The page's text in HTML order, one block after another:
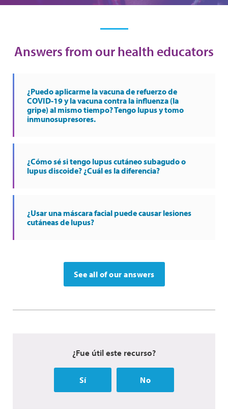
Answers from our health educators
¿Puedo aplicarme la vacuna de refuerzo de
COVID-19 y la vacuna contra la influenza (la
gripe) al mismo tiempo? Tengo lupus y tomo
inmunosupresores.
¿Cómo sé si tengo lupus cutáneo subagudo o
lupus discoide? ¿Cuál es la diferencia?
¿Usar una máscara facial puede causar lesiones
cutáneas de lupus?
See all of our answers
¿Fue útil este recurso?
Sí No